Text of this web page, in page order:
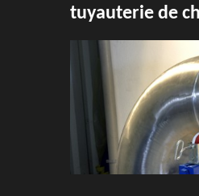
tuyauterie de